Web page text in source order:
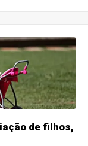
de filhos,